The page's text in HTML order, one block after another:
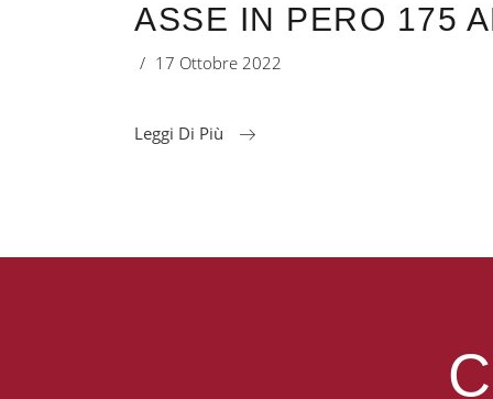
ASSE IN PERO 175
17 Ottobre 2022
Leggi Di Più